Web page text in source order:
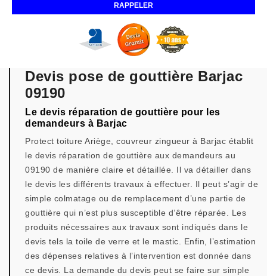
Devis pose de gouttière Barjac
09190
Le devis réparation de gouttière pour les
demandeurs à Barjac
Protect toiture Ariège, couvreur zingueur à Barjac établit
le devis réparation de gouttière aux demandeurs au
09190 de manière claire et détaillée. Il va détailler dans
le devis les différents travaux à effectuer. Il peut s’agir de
simple colmatage ou de remplacement d’une partie de
gouttière qui n’est plus susceptible d’être réparée. Les
produits nécessaires aux travaux sont indiqués dans le
devis tels la toile de verre et le mastic. Enfin, l’estimation
des dépenses relatives à l’intervention est donnée dans
ce devis. La demande du devis peut se faire sur simple